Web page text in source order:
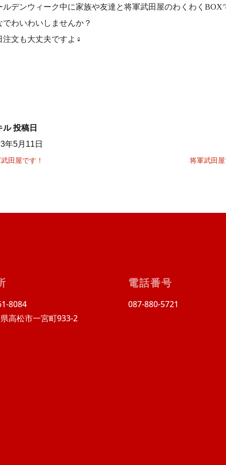
ルデンウィーク中に家族や友達と将軍武田屋のわくわくBOX
でわいわいしませんか？
注文も大丈夫ですよ‍♀️
ル 投稿日
年5月11日
田屋です！ 将軍武田
8084
高松市一宮町933-2
電話番号
087-880-5721